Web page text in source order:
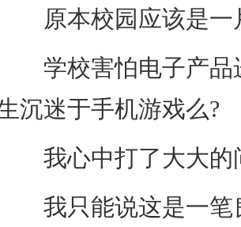
原本校园应该是一
学校害怕电子产品
沉迷于手机游戏么?
我心中打了大大的
我只能说这是一笔